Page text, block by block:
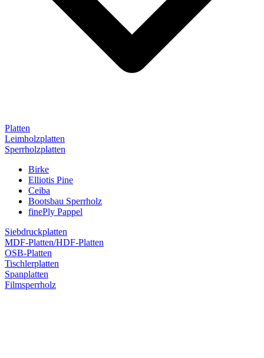
Platten
Leimholzplatten
Sperrholzplatten
Birke
Elliotis Pine
Ceiba
Bootsbau Sperrholz
finePly Pappel
Siebdruckplatten
MDF-Platten/HDF-Platten
OSB-Platten
Tischlerplatten
Spanplatten
Filmsperrholz